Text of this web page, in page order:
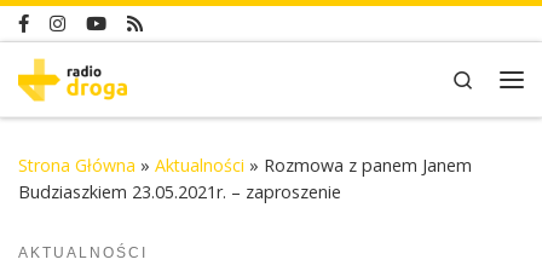
Skip to content
Search
Strona Główna » Aktualności » Rozmowa z panem Janem
Budziaszkiem 23.05.2021r. – zaproszenie
AKTUALNOŚCI